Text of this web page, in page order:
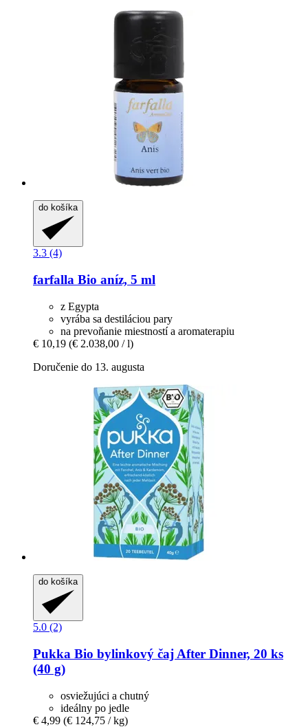
do košíka
3.3 (4)
farfalla Bio aníz, 5 ml
z Egypta
vyrába sa destiláciou pary
na prevoňanie miestností a aromaterapiu
€ 10,19 (€ 2.038,00 / l)
Doručenie do 13. augusta
do košíka
5.0 (2)
Pukka Bio bylinkový čaj After Dinner, 20 ks
(40 g)
osviežujúci a chutný
ideálny po jedle
€ 4,99 (€ 124,75 / kg)